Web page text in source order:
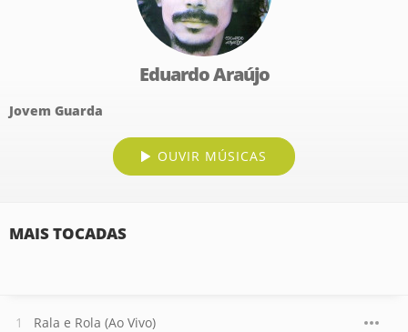
Eduardo Araújo
Jovem Guarda
OUVIR MÚSICAS
MAIS TOCADAS
Rala e Rola (Ao Vivo)